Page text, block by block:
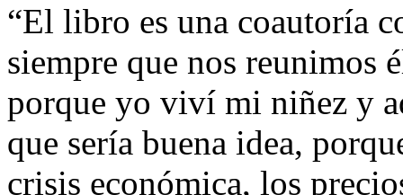
“El libro es una coautoría
siempre que nos reunimos
porque yo viví mi niñez y
que sería buena idea,
crisis económica, los